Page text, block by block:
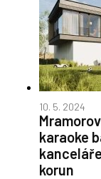
10. 5. 2024
karaoke
korun